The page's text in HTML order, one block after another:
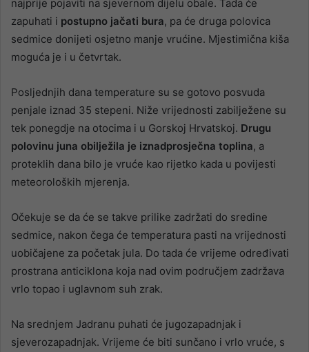
najprije pojaviti na sjevernom dijelu obale. Tada će
zapuhati i postupno jačati bura, pa će druga polovica
sedmice donijeti osjetno manje vrućine. Mjestimična kiša
moguća je i u četvrtak.
Posljednjih dana temperature su se gotovo posvuda
penjale iznad 35 stepeni. Niže vrijednosti zabilježene su
tek ponegdje na otocima i u Gorskoj Hrvatskoj. Drugu
polovinu juna obilježila je iznadprosječna toplina, a
proteklih dana bilo je vruće kao rijetko kada u povijesti
meteoroloških mjerenja.
Očekuje se da će se takve prilike zadržati do sredine
sedmice, nakon čega će temperatura pasti na vrijednosti
uobičajene za početak jula. Do tada će vrijeme određivati
prostrana anticiklona koja nad ovim područjem zadržava
vrlo topao i uglavnom suh zrak.
Na srednjem Jadranu puhati će jugozapadnjak i
sjeverozapadnjak. Vrijeme će biti sunčano i vrlo vruće, s